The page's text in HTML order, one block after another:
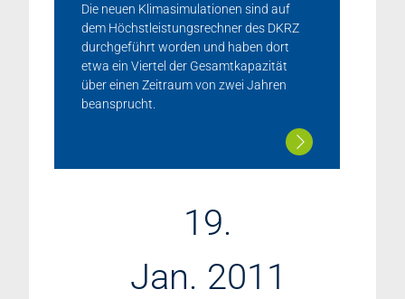
Die neuen Klimasimulationen sind auf
dem Höchstleistungsrechner des DKRZ
durchgeführt worden und haben dort
etwa ein Viertel der Gesamtkapazität
über einen Zeitraum von zwei Jahren
beansprucht.
19.
Jan. 2011